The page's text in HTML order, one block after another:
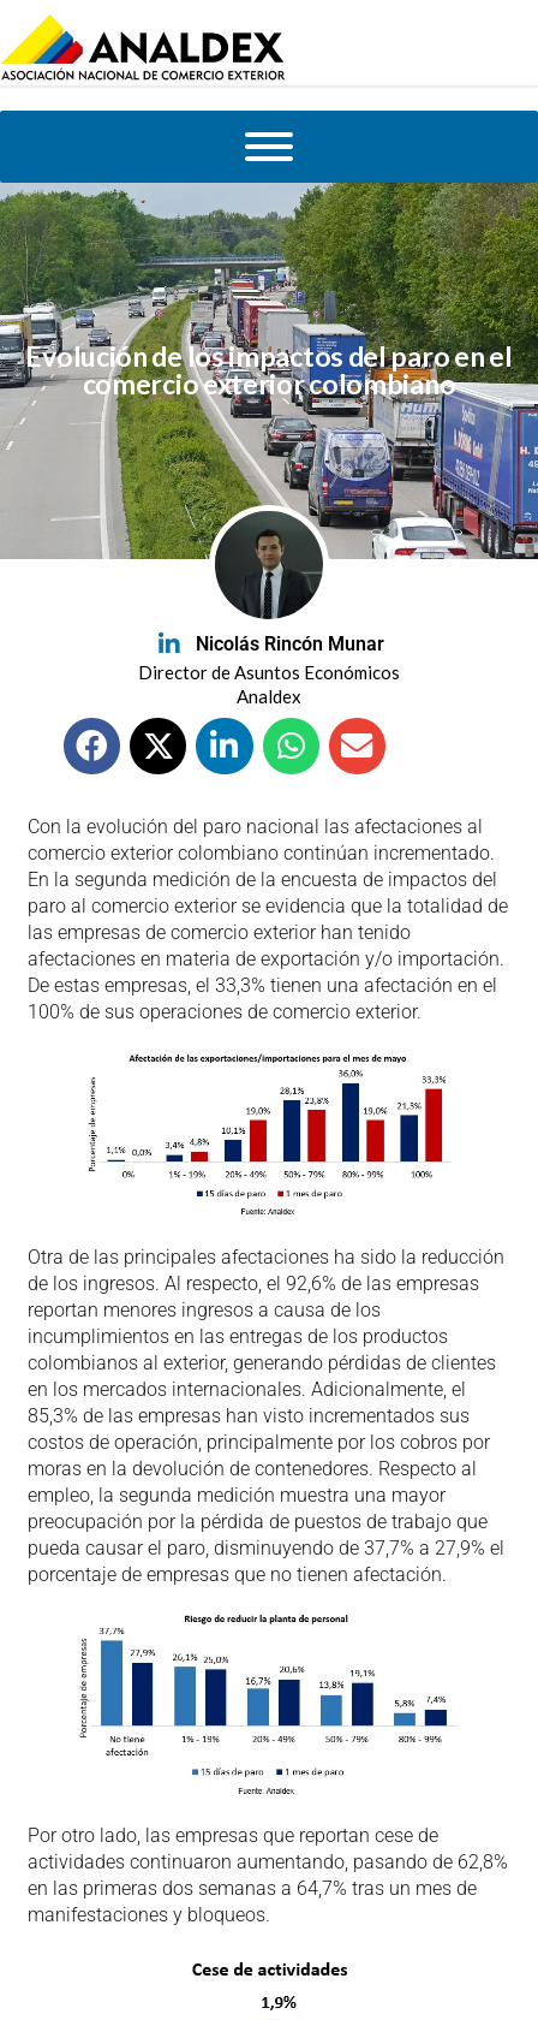
Evolución de los impactos del paro en el
comercio exterior colombiano
Nicolás Rincón Munar
Director de Asuntos Económicos
Analdex
Con la evolución del paro nacional las afectaciones al
comercio exterior colombiano continúan incrementado.
En la segunda medición de la encuesta de impactos del
paro al comercio exterior se evidencia que la totalidad de
las empresas de comercio exterior han tenido
afectaciones en materia de exportación y/o importación.
De estas empresas, el 33,3% tienen una afectación en el
100% de sus operaciones de comercio exterior.
Otra de las principales afectaciones ha sido la reducción
de los ingresos. Al respecto, el 92,6% de las empresas
reportan menores ingresos a causa de los
incumplimientos en las entregas de los productos
colombianos al exterior, generando pérdidas de clientes
en los mercados internacionales. Adicionalmente, el
85,3% de las empresas han visto incrementados sus
costos de operación, principalmente por los cobros por
moras en la devolución de contenedores. Respecto al
empleo, la segunda medición muestra una mayor
preocupación por la pérdida de puestos de trabajo que
pueda causar el paro, disminuyendo de 37,7% a 27,9% el
porcentaje de empresas que no tienen afectación.
Por otro lado, las empresas que reportan cese de
actividades continuaron aumentando, pasando de 62,8%
en las primeras dos semanas a 64,7% tras un mes de
manifestaciones y bloqueos.